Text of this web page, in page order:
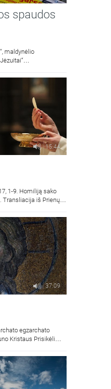
spaudos
maldynėlio
15:44
1-9. Homiliją sako
Transliacija iš Prienų
37:09
egzarchato
Kristaus Prisikėlimo
pasakoja apie